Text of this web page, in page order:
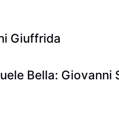
Giuffrida
Bella: Giovanni